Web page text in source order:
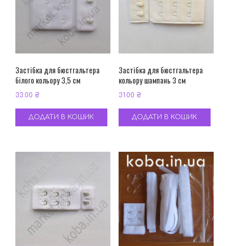
Застібка для бюстгальтера
білого кольору 3,5 см
33.00 ₴
ДОДАТИ В КОШИК
Застібка для бюстгальтера
кольору шампань 3 см
31.00 ₴
ДОДАТИ В КОШИК